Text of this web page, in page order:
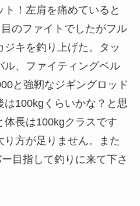
！左肩を痛めていると
のファイトでしたがフル
キを釣り上げた。タッ
ル、ファイティングベル
と強靭なジギングロッド
は100kgくらいかな？と思
体長は100kgクラスです
方が足りません。また
目指して釣りに来て下さ